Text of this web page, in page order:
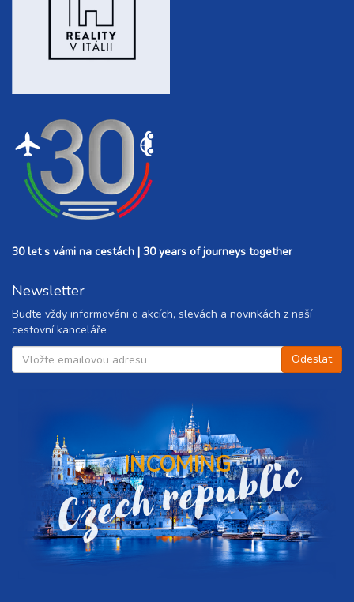
30 let s vámi na cestách | 30 years of journeys together
Newsletter
Buďte vždy informováni o akcích, slevách a novinkách z naší
cestovní kanceláře
INCOMING
Czech republic